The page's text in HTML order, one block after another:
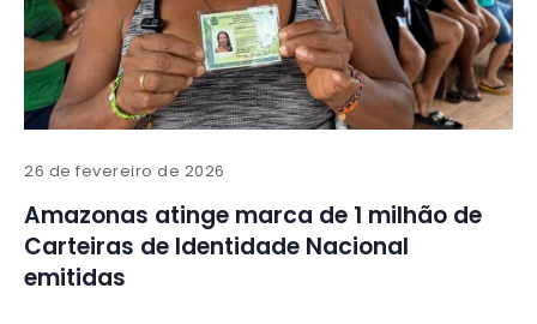
26 de fevereiro de 2026
Amazonas atinge marca de 1 milhão de
Carteiras de Identidade Nacional
emitidas